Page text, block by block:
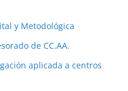
y Metodológica
de CC.AA.
aplicada a centros